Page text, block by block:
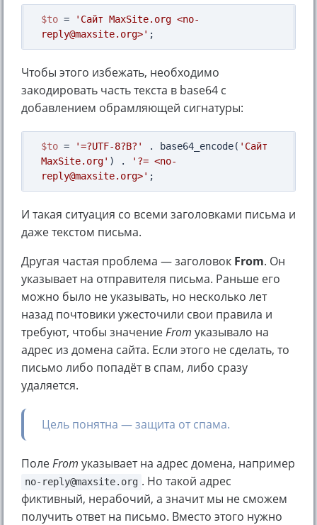
$to =
'Сайт MaxSite.org <no-
reply@maxsite.org>'
Чтобы этого избежать, необходимо
закодировать часть текста в base64 с
добавлением обрамляющей сигнатуры:
$to = '=?UTF-8?B?' . base64_encode( 'Сайт
MaxSite.org' ) .
'?= <no-
reply@maxsite.org>'
И такая ситуация со всеми заголовками письма и
даже текстом письма.
Другая частая проблема — заголовок From. Он
указывает на отправителя письма. Раньше его
можно было не указывать, но несколько лет
назад почтовики ужесточили свои правила и
требуют, чтобы значениеFrom указывало на
адрес из домена сайта. Если этого не сделать, то
письмо либо попадёт в спам, либо сразу
удаляется.
Цель понятна — защита от спама.
ПолеFrom указывает на адрес домена, например
no-reply@maxsite.org . Но такой адрес
фиктивный, нерабочий, а значит мы не сможем
получить ответ на письмо. Вместо этого нужно